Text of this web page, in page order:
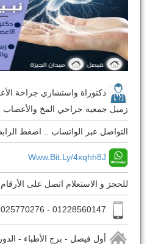
دكتوراة واستشاري جراحة
زميل جمعية جراحي المخ والأعصاب
التواصل عبر الواتساب .. اضغط
Www.bit.ly/4xqhh8J
للحجز و الاستعلام اتصل على الأرقام